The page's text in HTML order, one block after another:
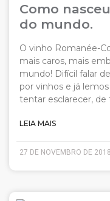
Como
do mundo.
O vinho Romanée-
mais caros, mais
mundo! Difícil falar
por vinhos e já
tentar esclarecer,
LEIA MAIS
27 DE NOVEMBRO DE 2018